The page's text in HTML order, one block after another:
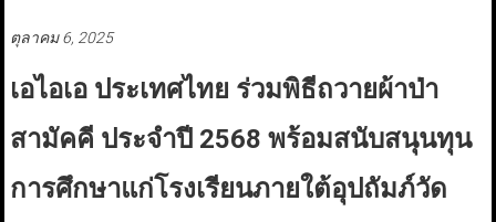
ตุลาคม 6, 2025
เอไอเอ ประเทศไทย ร่วมพิธีถวายผ้าป่า
สามัคคี ประจำปี 2568 พร้อมสนับสนุนทุน
การศึกษาแก่โรงเรียนภายใต้อุปถัมภ์วัด